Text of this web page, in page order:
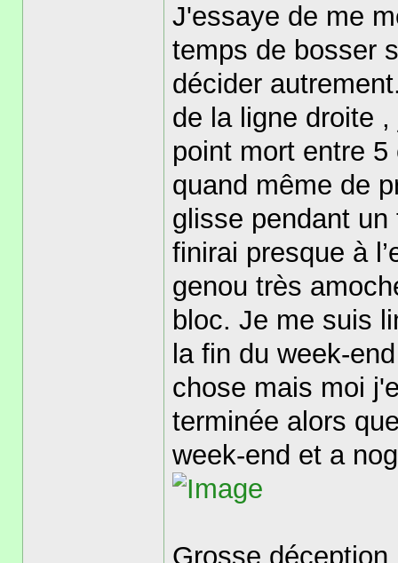
J'essaye de me
temps de bosser
décider
de la ligne droite
point mort entre
quand même de
glisse pendant
finirai presque à
genou très
bloc. Je me suis
la fin du week-
chose mais moi
terminée alors
week-end et a
Grosse